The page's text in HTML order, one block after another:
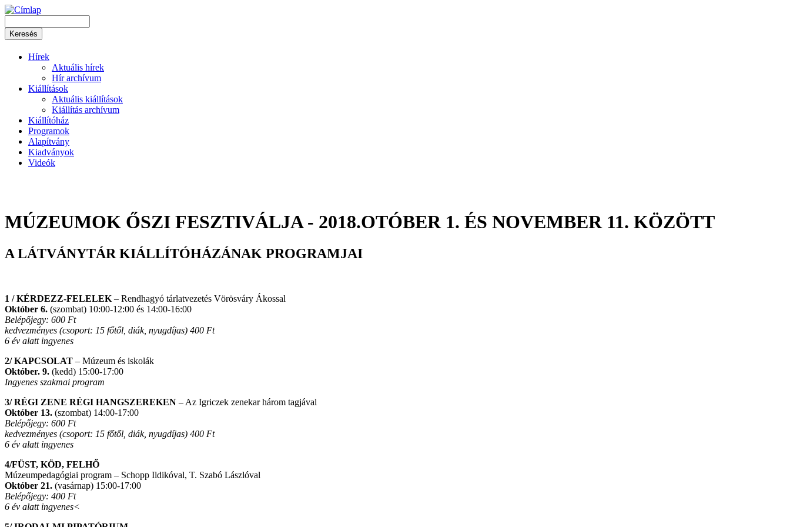
Hírek
Aktuális hírek
Hír archívum
Kiállítások
Aktuális kiállítások
Kiállítás archívum
Kiállítóház
Programok
Alapítvány
Kiadványok
Videók
MÚZEUMOK ŐSZI FESZTIVÁLJA - 2018.OTÓBER 1. ÉS NOVEMBER 11. KÖZÖTT
A LÁTVÁNYTÁR KIÁLLÍTÓHÁZÁNAK PROGRAMJAI
1 / KÉRDEZZ-FELELEK – Rendhagyó tárlatvezetés Vörösváry Ákossal
Október 6. (szombat) 10:00-12:00 és 14:00-16:00
Belépőjegy: 600 Ft
kedvezményes (csoport: 15 főtől, diák, nyugdíjas) 400 Ft
6 év alatt ingyenes
2/ KAPCSOLAT – Múzeum és iskolák
Október. 9. (kedd) 15:00-17:00
Ingyenes szakmai program
3/ RÉGI ZENE RÉGI HANGSZEREKEN – Az Igriczek zenekar három tagjával
Október 13. (szombat) 14:00-17:00
Belépőjegy: 600 Ft
kedvezményes (csoport: 15 főtől, diák, nyugdíjas) 400 Ft
6 év alatt ingyenes
4/FÜST, KÖD, FELHŐ
Múzeumpedagógiai program – Schopp Ildikóval, T. Szabó Lászlóval
Október 21. (vasárnap) 15:00-17:00
Belépőjegy: 400 Ft
6 év alatt ingyenes<